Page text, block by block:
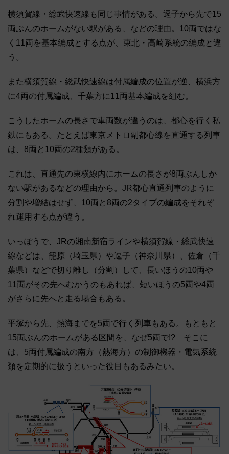
横須賀線・総武快速線も同じ事情がある。逗子から先で15
両ぶんのホームがない駅がある、などの理由。10両ではな
く11両を基本編成とする点が、東北・高崎系統の編成と違
う。
また横須賀線・総武快速線は付属編成の位置が逆、横浜方
に4両の付属編成、千葉方に11両基本編成を組む。
こうしたホームの長さで車両数が違うのは、都心を行く私
鉄にもある。たとえば東京メトロ副都心線を直通する列車
は、8両と10両の2種類がある。
これは、直通先の東横線内にホームの長さが8両ぶんしか
ない駅があるなどの理由から。JR都心直通列車のように
分割や増結はせず、10両と8両の2タイプの編成をそれぞ
れ運用する点が違う。
いっぽうで、JRの湘南新宿ラインや横須賀線・総武快速
線などは、籠原（埼玉県）や逗子（神奈川県）、佐倉（千
葉県）などで切り離し（分割）して、長いほうの10両や
11両がその先へむかうのもあれば、短いほうの5両や4両
がさらに先へと走る場合もある。
平塚から先、熱海までを5両で行く列車もある。もともと
15両ぶんのホームがある区間を、なぜ5両で!? そこに
は、5両付属編成の南方（熱海方）の制御機器・電気系統
類を定期的に扱うといった役目もあるみたい。